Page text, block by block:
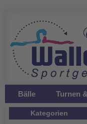
Bälle Turnen
Kategorien